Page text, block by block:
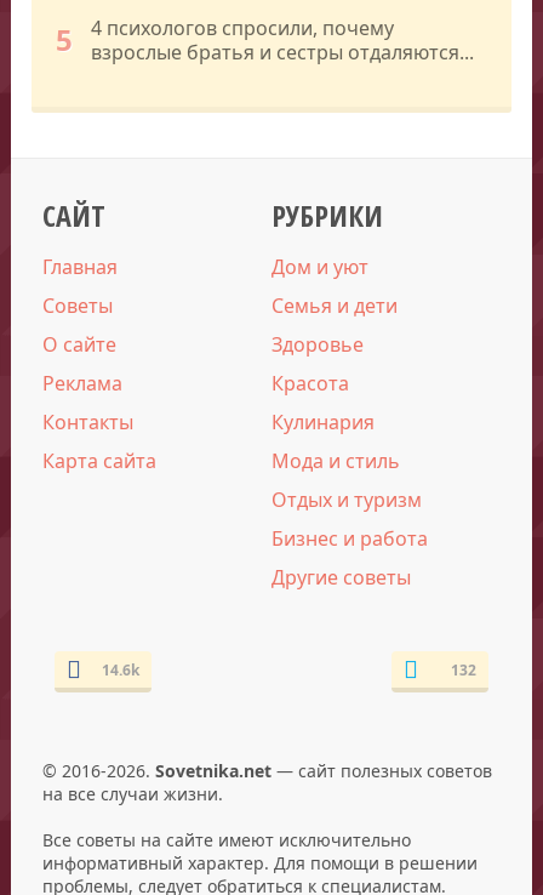
5
4 психологов спросили, почему
взрослые братья и сестры отдаляются...
САЙТ
Главная
Советы
О сайте
Реклама
Контакты
Карта сайта
РУБРИКИ
Дом и уют
Семья и дети
Здоровье
Красота
Кулинария
Мода и стиль
Отдых и туризм
Бизнес и работа
Другие советы
14.6k 132
© 2016-2026. Sovetnika.net— сайт полезных советов
на все случаи жизни.
Все советы на сайте имеют исключительно
информативный характер. Для помощи в решении
проблемы, следует обратиться к специалистам.